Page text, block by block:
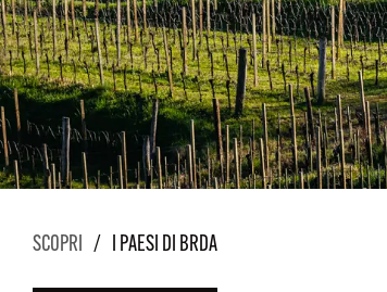
SCOPRI / I PAESI DI BRDA